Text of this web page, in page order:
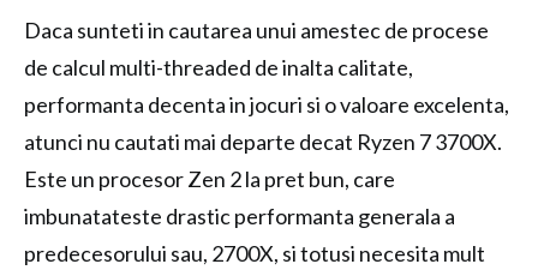
Daca sunteti in cautarea unui amestec de procese
de calcul multi-threaded de inalta calitate,
performanta decenta in jocuri si o valoare excelenta,
atunci nu cautati mai departe decat Ryzen 7 3700X.
Este un procesor Zen 2 la pret bun, care
imbunatateste drastic performanta generala a
predecesorului sau, 2700X, si totusi necesita mult